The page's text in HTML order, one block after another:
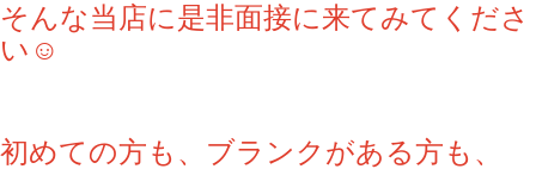
そんな当店に是非面接に来てみてくださ
い☺️
初めての方も、ブランクがある方も、